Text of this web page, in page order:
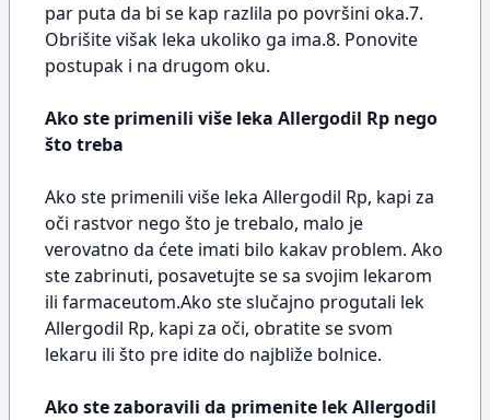
par puta da bi se kap razlila po površini oka.7.
Obrišite višak leka ukoliko ga ima.8. Ponovite
postupak i na drugom oku.
Ako ste primenili više leka Allergodil Rp nego
što treba
Ako ste primenili više leka Allergodil Rp, kapi za
oči rastvor nego što je trebalo, malo je
verovatno da ćete imati bilo kakav problem. Ako
ste zabrinuti, posavetujte se sa svojim lekarom
ili farmaceutom.Ako ste slučajno progutali lek
Allergodil Rp, kapi za oči, obratite se svom
lekaru ili što pre idite do najbliže bolnice.
Ako ste zaboravili da primenite lek Allergodil